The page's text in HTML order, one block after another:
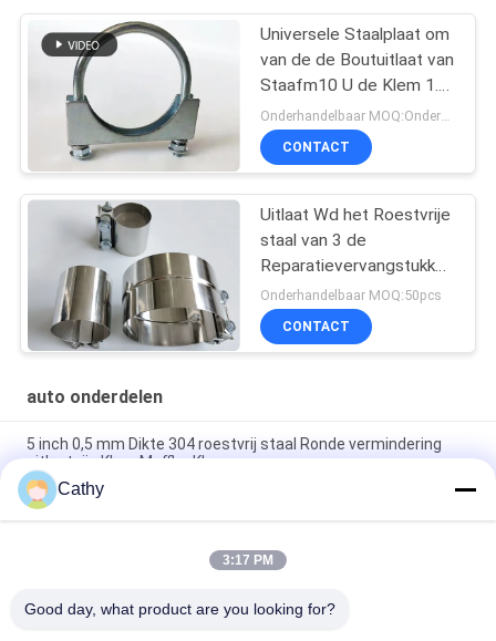
Universele Staalplaat om
van de de Boutuitlaat van
Staafm10 U de Klem 1.5-
6inch
CONTACT
Uitlaat Wd het Roestvrije
staal van 3 de
Reparatievervangstukken
van Duimlap joint clamp
auto pipe
Onderhandelbaar MOQ:50pcs
CONTACT
auto onderdelen
5 inch 0,5 mm Dikte 304 roestvrij staal Ronde vermindering
uitlaatpijp Klem Muffler Klem
Gegalvaniseerde stalen lichtgewicht elektromomentor U-type
M8 M10 Boltclamps Auto-onderdelen
gegalvaniseerd staal Auto Spare Parts 2.5" U Bolt Type Clamp
Cathy
3:17 PM
Good day, what product are you looking for?